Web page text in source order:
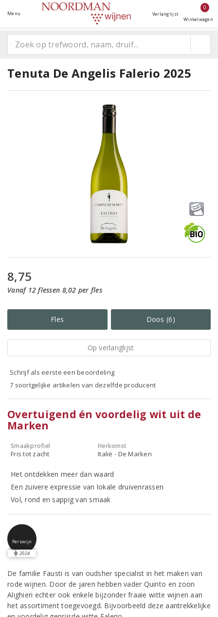
Menu Verlanglijst
0
Winkelwagen
Tenuta De Angelis Falerio 2025
8,75
Vanaf 12 flessen 8,02 per fles
Fles Doos (6)
Op verlanglijst
Schrijf als eerste een beoordeling
7 soortgelijke artikelen van dezelfde producent
Overtuigend én voordelig wit uit de
Marken
Smaakprofiel
Fris tot zacht
Herkomst
Italië - De Marken
Het ontdekken meer dan waard
Een zuivere expressie van lokale druivenrassen
Vol, rond en sappig van smaak
Perswijn
2024
De familie Fausti is van oudsher specialist in het maken van
rode wijnen. Door de jaren hebben vader Quinto en zoon
Alighieri echter ook enkele bijzonder fraaie witte wijnen aan
het assortiment toegevoegd. Bijvoorbeeld deze aantrekkelijke